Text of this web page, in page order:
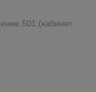
501 (кабинет